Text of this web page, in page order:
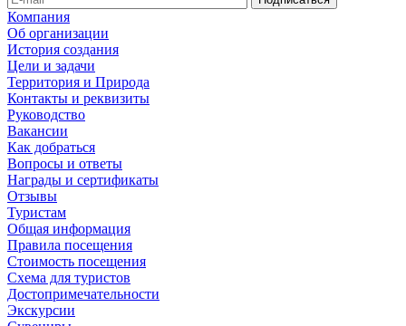
Компания
Об организации
История создания
Цели и задачи
Территория и Природа
Контакты и реквизиты
Руководство
Вакансии
Как добраться
Вопросы и ответы
Награды и сертификаты
Отзывы
Туристам
Общая информация
Правила посещения
Стоимость посещения
Схема для туристов
Достопримечательности
Экскурсии